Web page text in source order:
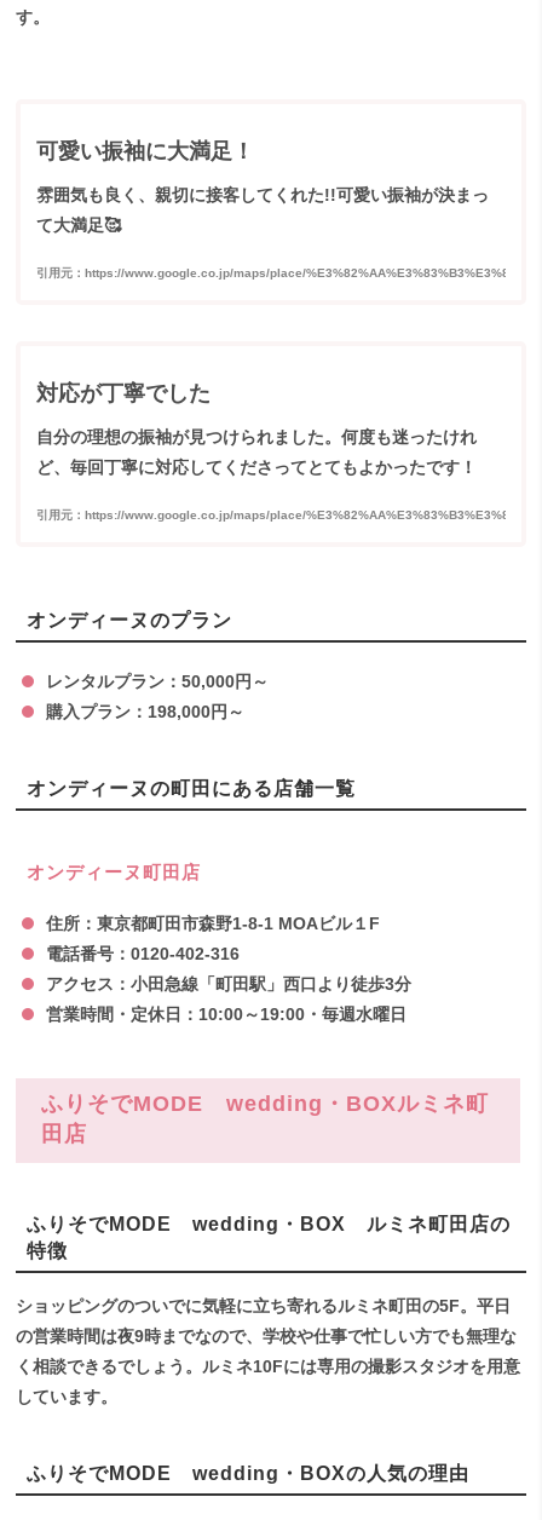
す。
可愛い振袖に大満足！
雰囲気も良く、親切に接客してくれた!!可愛い振袖が決まっ
て大満足🥰
引用元：https://www.google.co.jp/maps/place/
対応が丁寧でした
自分の理想の振袖が見つけられました。何度も迷ったけれ
ど、毎回丁寧に対応してくださってとてもよかったです！
引用元：https://www.google.co.jp/maps/place/
オンディーヌのプラン
レンタルプラン：50,000円～
購入プラン：198,000円～
オンディーヌの町田にある店舗一覧
オンディーヌ町田店
住所：東京都町田市森野1-8-1 MOAビル１F
電話番号：0120-402-316
アクセス：小田急線「町田駅」西口より徒歩3分
営業時間・定休日：10:00～19:00・毎週水曜日
ふりそでMODE wedding・BOXルミネ町
田店
ふりそでMODE wedding・BOX ルミネ町田店の
特徴
ショッピングのついでに気軽に立ち寄れるルミネ町田の5F。平日
の営業時間は夜9時までなので、学校や仕事で忙しい方でも無理な
く相談できるでしょう。ルミネ10Fには専用の撮影スタジオを用意
しています。
ふりそでMODE wedding・BOXの人気の理由